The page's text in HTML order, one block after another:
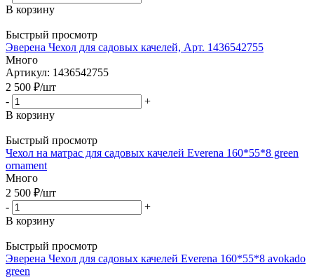
В корзину
Быстрый просмотр
Эверена Чехол для садовых качелей, Арт. 1436542755
Много
Артикул: 1436542755
2 500 ₽/шт
-
+
В корзину
Быстрый просмотр
Чехол на матрас для садовых качелей Everena 160*55*8 green
ornament
Много
2 500 ₽/шт
-
+
В корзину
Быстрый просмотр
Эверена Чехол для садовых качелей Everena 160*55*8 avokado
green